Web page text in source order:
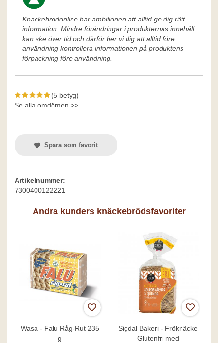
Knackebrodonline har ambitionen att alltid ge dig rätt
information. Mindre förändringar i produkternas innehåll
kan ske över tid och därför ber vi dig att alltid före
användning kontrollera informationen på produktens
förpackning före användning.
(5 betyg)
Se alla omdömen >>
Spara som favorit
Artikelnummer:
7300400122221
Andra kunders knäckebrödsfavoriter
Wasa - Falu Råg-Rut 235
g
Sigdal Bakeri - Fröknäcke
Glutenfri med